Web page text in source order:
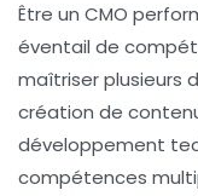
Être un CMO
éventail de
maîtriser plusieurs
création de
développement
compétences